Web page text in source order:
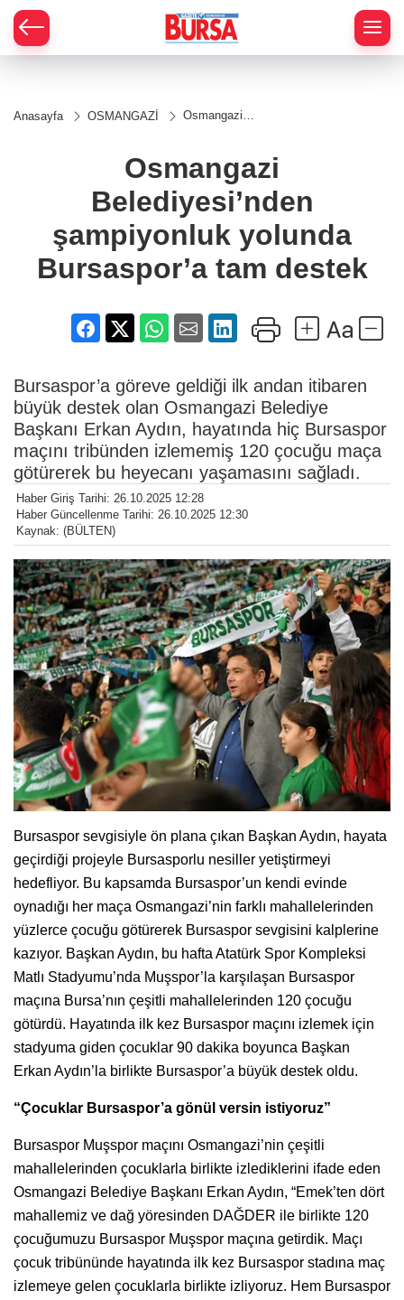
Anasayfa OSMANGAZİ
Osmangazi
Bursaspor’a
tam destek
Osmangazi
Belediyesi’nden
şampiyonluk yolunda
Bursaspor’a tam destek
Bursaspor’a göreve geldiği ilk andan itibaren
büyük destek olan Osmangazi Belediye
Başkanı Erkan Aydın, hayatında hiç Bursaspor
maçını tribünden izlememiş 120 çocuğu maça
götürerek bu heyecanı yaşamasını sağladı.
Haber Giriş Tarihi: 26.10.2025 12:28
Haber Güncellenme Tarihi: 26.10.2025 12:30
Kaynak: (BÜLTEN)
Bursaspor sevgisiyle ön plana çıkan Başkan Aydın, hayata
geçirdiği projeyle Bursasporlu nesiller yetiştirmeyi
hedefliyor. Bu kapsamda Bursaspor’un kendi evinde
oynadığı her maça Osmangazi’nin farklı mahallelerinden
yüzlerce çocuğu götürerek Bursaspor sevgisini kalplerine
kazıyor. Başkan Aydın, bu hafta Atatürk Spor Kompleksi
Matlı Stadyumu’nda Muşspor’la karşılaşan Bursaspor
maçına Bursa’nın çeşitli mahallelerinden 120 çocuğu
götürdü. Hayatında ilk kez Bursaspor maçını izlemek için
stadyuma giden çocuklar 90 dakika boyunca Başkan
Erkan Aydın’la birlikte Bursaspor’a büyük destek oldu.
“Çocuklar Bursaspor’a gönül versin istiyoruz”
Bursaspor Muşspor maçını Osmangazi’nin çeşitli
mahallelerinden çocuklarla birlikte izlediklerini ifade eden
Osmangazi Belediye Başkanı Erkan Aydın, “Emek’ten dört
mahallemiz ve dağ yöresinden DAĞDER ile birlikte 120
çocuğumuzu Bursaspor Muşspor maçına getirdik. Maçı
çocuk tribününde hayatında ilk kez Bursaspor stadına maç
izlemeye gelen çocuklarla birlikte izliyoruz. Hem Bursaspor